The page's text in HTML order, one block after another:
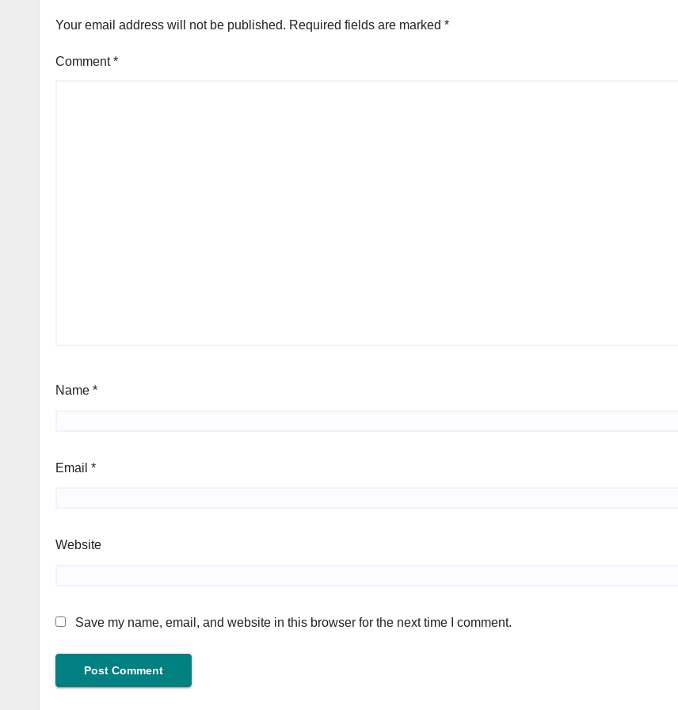
Your email address will not be published. Required fields are marked *
Comment*
Name *
Email *
Website
Save my name, email, and website in this browser for the next time I comment.